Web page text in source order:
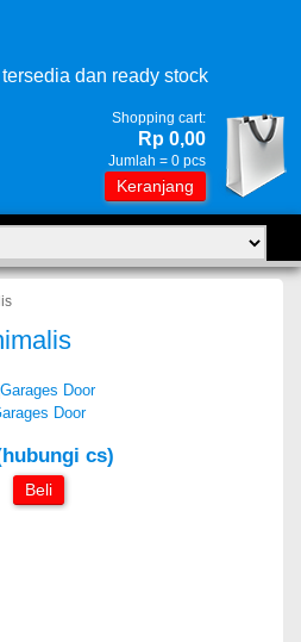
dan ready stock
Shopping cart:
Rp 0,00
Jumlah = 0 pcs
Keranjang
Door
cs)
Beli